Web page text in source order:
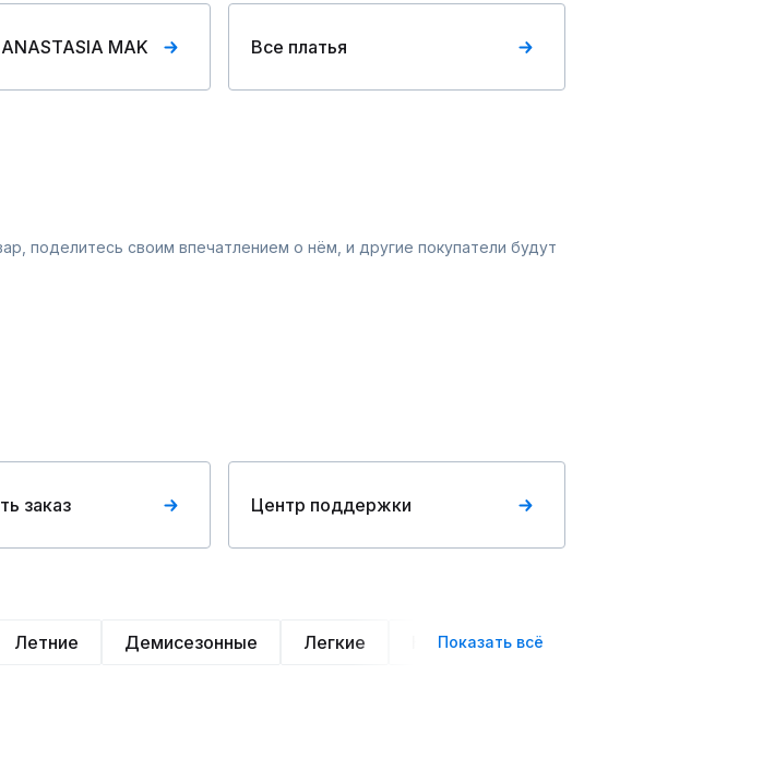
MAK Все платья
поделитесь своим впечатлением о нём, и другие покупатели будут
заказ Центр поддержки
Летние Демисезонные Легкие Нарядные
Показать всё